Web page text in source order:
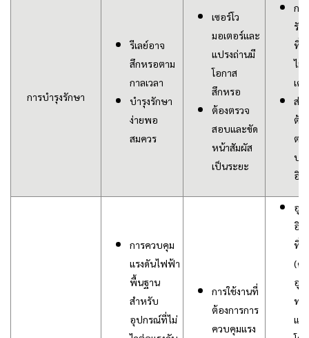
การบำรุงรักษา
รีเลย์อาจ
สึกหรอตาม
กาลเวลา
บำรุงรักษา
ง่ายพอ
สมควร
เซอร์โว
มอเตอร์และ
แปรงถ่านมี
โอกาส
สึกหรอ
ต้องตรวจ
สอบและขัด
หน้าสัมผัส
เป็นระยะ
กา
รัก
ที่สุ
ไม่
เค
ส่ว
ต้อ
ตร
ปร
อิเ
การควบคุม
แรงดันไฟฟ้า
พื้นฐาน
สำหรับ
อุปกรณ์ที่ไม่
การใช้งานที่
ต้องการการ
ควบคุมแรง
อุป
อิเ
ที่ล
(ค
อุป
ทา
แพ